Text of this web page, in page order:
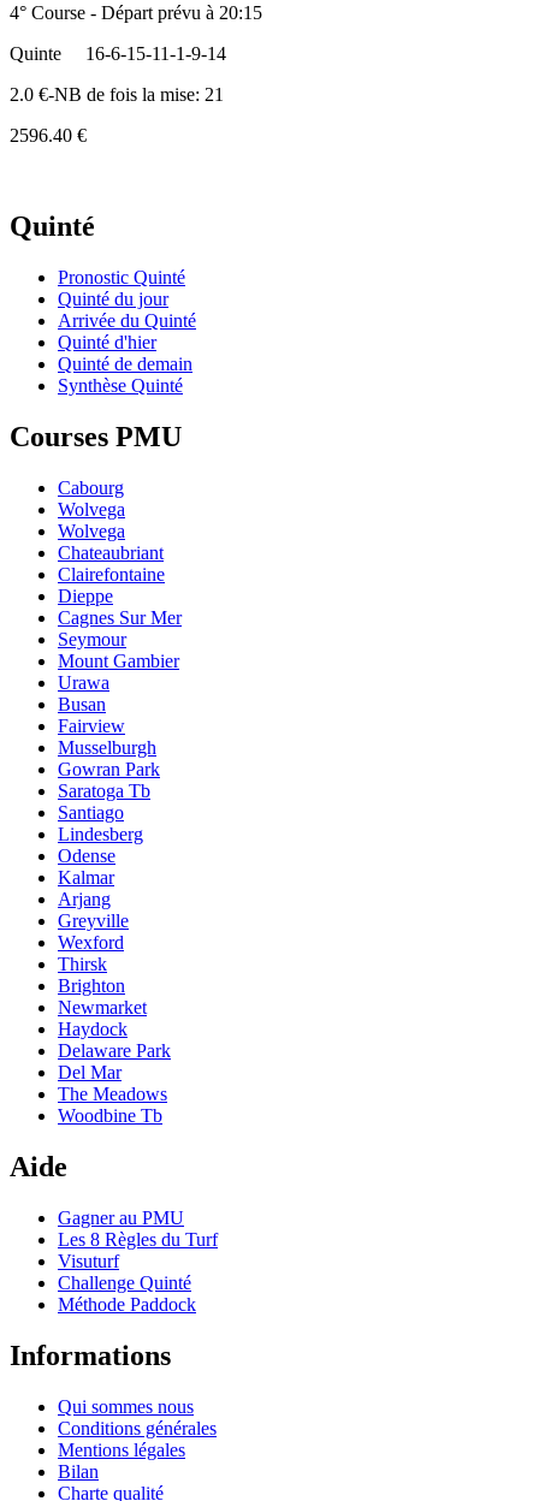
4° Course - Départ prévu à 20:15
Quinte
16-6-15-11-1-9-14
2.0 €-NB de fois la mise: 21
2596.40 €
Quinté
Pronostic Quinté
Quinté du jour
Arrivée du Quinté
Quinté d'hier
Quinté de demain
Synthèse Quinté
Courses PMU
Cabourg
Wolvega
Wolvega
Chateaubriant
Clairefontaine
Dieppe
Cagnes Sur Mer
Seymour
Mount Gambier
Urawa
Busan
Fairview
Musselburgh
Gowran Park
Saratoga Tb
Santiago
Lindesberg
Odense
Kalmar
Arjang
Greyville
Wexford
Thirsk
Brighton
Newmarket
Haydock
Delaware Park
Del Mar
The Meadows
Woodbine Tb
Aide
Gagner au PMU
Les 8 Règles du Turf
Visuturf
Challenge Quinté
Méthode Paddock
Informations
Qui sommes nous
Conditions générales
Mentions légales
Bilan
Charte qualité